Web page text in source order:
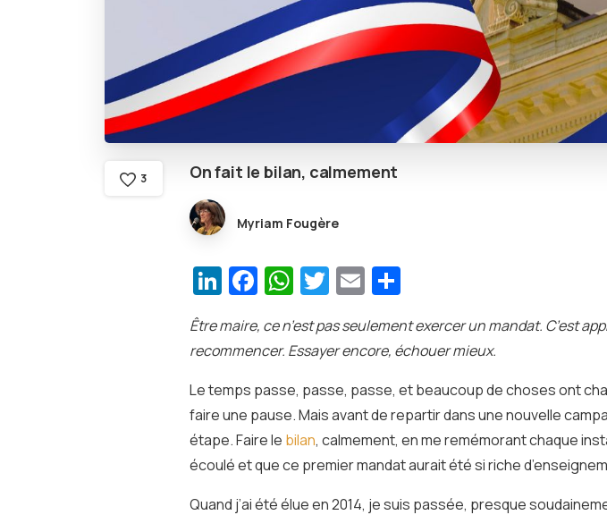
3 Onfait le bilan, calmement
Myriam Fougère
LinkedIn
Facebook
WhatsApp
Twitter
Email
Être maire, ce n’est pas seulement exercer un mandat. C’est
recommencer. Essayer encore, échouer mieux.
Le temps passe, passe, passe, et beaucoup de choses ont
faire une pause. Mais avant de repartir dans une nouvelle
étape. Faire le bilan, calmement, en me remémorant chaque
écoulé et que ce premier mandat aurait été si riche
Quand j’ai été élue en 2014, je suis passée, presque